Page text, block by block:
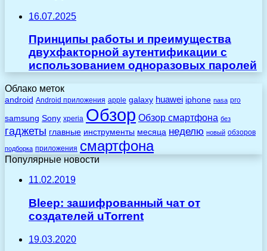
16.07.2025
Принципы работы и преимущества
двухфакторной аутентификации с
использованием одноразовых паролей
Облако меток
android Android приложения apple galaxy huawei iphone nasa pro
samsung Sony xperia Обзор Обзор смартфона без
гаджеты главные инструменты месяца неделю новый обзоров
подборка приложения смартфона
Популярные новости
11.02.2019
Bleep: зашифрованный чат от
создателей uTorrent
19.03.2020